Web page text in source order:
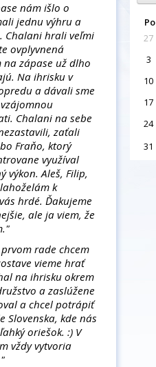
nám išlo o
jednu výhru a
Chalani hrali veľmi
ovplyvnená
zápase už dlho
Na ihrisku v
a dávali sme
Chalani na sebe
zaťali
Fraňo, ktorý
využíval
výkon. Aleš, Filip,
k
hrdé. Ďakujeme
ale ja viem, že
prvom rade chcem
vieme hrať
na ihrisku okrem
a zaslúžene
a chcel potrápiť
Slovenska, kde nás
oriešok. :) V
vždy vytvoria
Po
27
3
10
17
24
31